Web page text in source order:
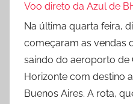
Voo direto da Azul de
Na última quarta feira,
começaram as vendas
saindo do aeroporto de
Horizonte com destino
Buenos Aires. A rota,